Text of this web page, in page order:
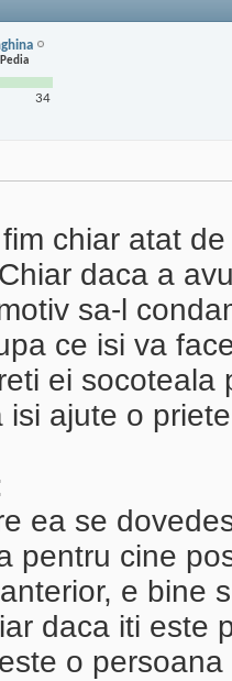
34
chiar atat
daca a
sa-l
ce isi va
ei socoteala
isi ajute o
ea se
pentru cine
e bine
daca iti este
o